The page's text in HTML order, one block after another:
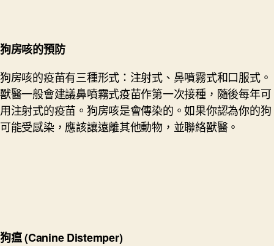
狗房咳的預防
狗房咳的疫苗有三種形式：注射式、鼻噴霧式和口服式。
獸醫一般會建議鼻噴霧式疫苗作第一次接種，隨後每年可
用注射式的疫苗。狗房咳是會傳染的。如果你認為你的狗
可能受感染，應該讓遠離其他動物，並聯絡獸醫。
狗瘟 (Canine Distemper)